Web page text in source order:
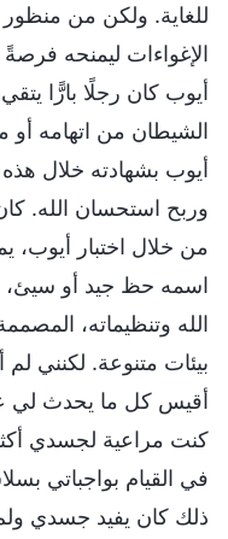
للغاية. ولكن من
الإغواءات ليمنحه
أيوب كان رجلًا بارًّا
الشيطان من اتهامه
أيوب بشهادته خلال هذه
وربح استحسان الله.
من خلال اختبار أيوب،
اسمه حظ جيد أو
الله وتنظيماته،
بيئات متنوعة. لكنني لم
أقيس كل ما يحدث لي
كنت مراعية لجسدي
في القيام بواجباتي
ذلك كان يفيد جسدي